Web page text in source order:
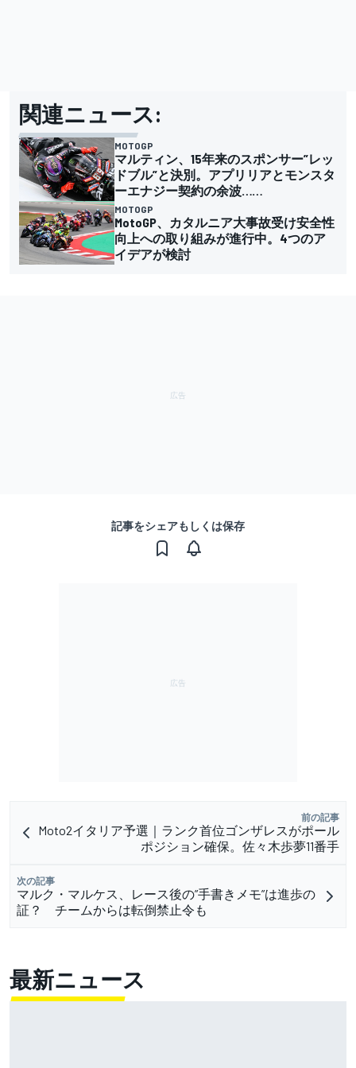
関連ニュース:
MOTOGP
マルティン、15年来のスポンサー”レッ
ドブル”と決別。アプリリアとモンスタ
ーエナジー契約の余波……
MOTOGP
MotoGP、カタルニア大事故受け安全性
向上への取り組みが進行中。4つのア
イデアが検討
記事をシェアもしくは保存
前の記事
Moto2イタリア予選｜ランク首位ゴンザレスがポール
ポジション確保。佐々木歩夢11番手
次の記事
マルク・マルケス、レース後の”手書きメモ”は進歩の
証？ チームからは転倒禁止令も
最新ニュース